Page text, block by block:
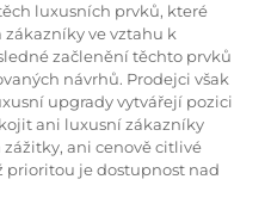
luxusních prvků, které
ve vztahu k
začlenění těchto prvků
návrhů. Prodejci však
upgrady vytvářejí pozici
ani luxusní zákazníky
ani cenově citlivé
prioritou je dostupnost nad